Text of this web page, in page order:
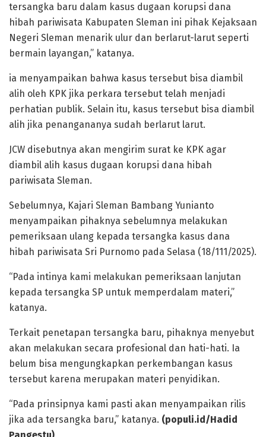
tersangka baru dalam kasus dugaan korupsi dana
hibah pariwisata Kabupaten Sleman ini pihak Kejaksaan
Negeri Sleman menarik ulur dan berlarut-larut seperti
bermain layangan,” katanya.
ia menyampaikan bahwa kasus tersebut bisa diambil
alih oleh KPK jika perkara tersebut telah menjadi
perhatian publik. Selain itu, kasus tersebut bisa diambil
alih jika penangananya sudah berlarut larut.
JCW disebutnya akan mengirim surat ke KPK agar
diambil alih kasus dugaan korupsi dana hibah
pariwisata Sleman.
Sebelumnya, Kajari Sleman Bambang Yunianto
menyampaikan pihaknya sebelumnya melakukan
pemeriksaan ulang kepada tersangka kasus dana
hibah pariwisata Sri Purnomo pada Selasa (18/111/2025).
“Pada intinya kami melakukan pemeriksaan lanjutan
kepada tersangka SP untuk memperdalam materi,”
katanya.
Terkait penetapan tersangka baru, pihaknya menyebut
akan melakukan secara profesional dan hati-hati. Ia
belum bisa mengungkapkan perkembangan kasus
tersebut karena merupakan materi penyidikan.
“Pada prinsipnya kami pasti akan menyampaikan rilis
jika ada tersangka baru,” katanya. (populi.id/Hadid